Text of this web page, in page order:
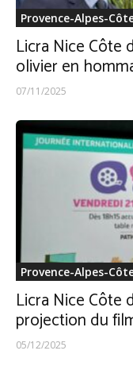
Provence-Alpes-
Licra Nice Côte
olivier en
07/11/2025
Provence-Alpes-
Licra Nice Côte
projection du
05/12/2025